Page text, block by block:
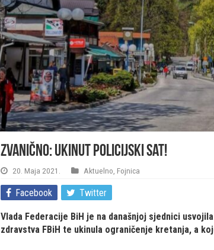
Zvanično: Ukinut policijski sat!
20. Maja 2021. Aktuelno Fojnica
Facebook Twitter
Vlada Federacije BiH je na današnjoj sjednici
zdravstva FBiH te ukinula ograničenje kretanja, a